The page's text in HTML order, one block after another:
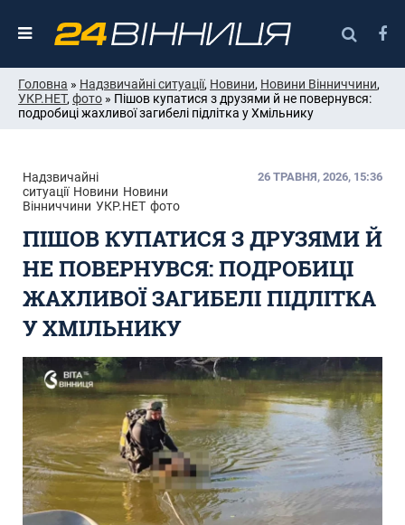
Головна » Надзвичайні ситуації, Новини, Новини Вінниччини,
УКР.НЕТ, фото » Пішов купатися з друзями й не повернувся:
подробиці жахливої загибелі підлітка у Хмільнику
Надзвичайні
ситуації Новини Новини
Вінниччини УКР.НЕТ фото
26 ТРАВНЯ, 2026, 15:36
ПІШОВ КУПАТИСЯ З ДРУЗЯМИ Й
НЕ ПОВЕРНУВСЯ: ПОДРОБИЦІ
ЖАХЛИВОЇ ЗАГИБЕЛІ ПІДЛІТКА
У ХМІЛЬНИКУ